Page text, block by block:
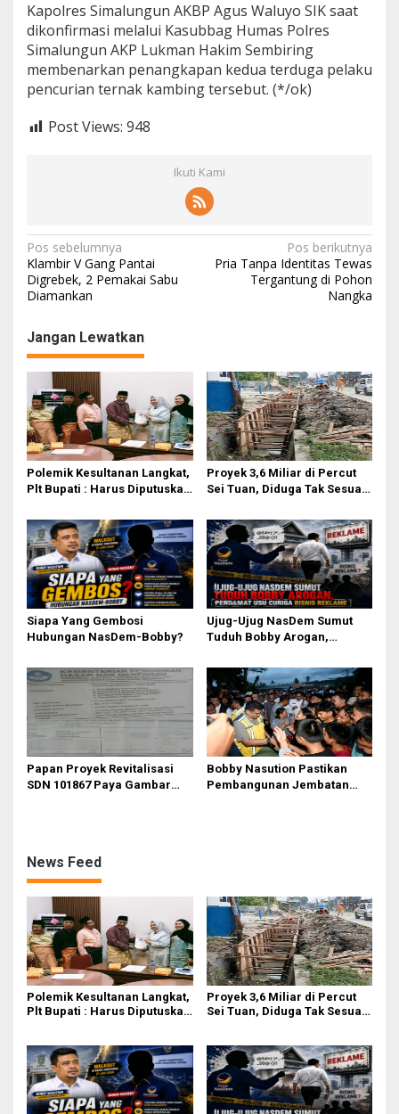
Kapolres Simalungun AKBP Agus Waluyo SIK saat
dikonfirmasi melalui Kasubbag Humas Polres
Simalungun AKP Lukman Hakim Sembiring
membenarkan penangkapan kedua terduga pelaku
pencurian ternak kambing tersebut. (*/ok)
Post Views: 948
Ikuti Kami
N
a
v
i
g
a
s
i
p
o
s
Pos sebelumnya
Klambir V Gang Pantai
Digrebek, 2 Pemakai Sabu
Diamankan
Pos berikutnya
Pria Tanpa Identitas Tewas
Tergantung di Pohon
Nangka
Jangan Lewatkan
Polemik Kesultanan Langkat,
Plt Bupati : Harus Diputuskan
Dialog
Proyek 3,6 Miliar di Percut
Sei Tuan, Diduga Tak Sesuai
Nama Pengawas Tidak
Tercantum di Papan
Informasi
Siapa Yang Gembosi
Hubungan NasDem-Bobby?
Ujug-Ujug NasDem Sumut
Tuduh Bobby Arogan,
Reklame
Papan Proyek Revitalisasi
SDN 101867 Paya Gambar
Bobby Nasution Pastikan
Pembangunan Jembatan
News Feed
Polemik Kesultanan Langkat,
Plt Bupati : Harus Diputuskan
Proyek 3,6 Miliar di Percut
Sei Tuan, Diduga Tak Sesuai
Tercantum di Papan
Informasi